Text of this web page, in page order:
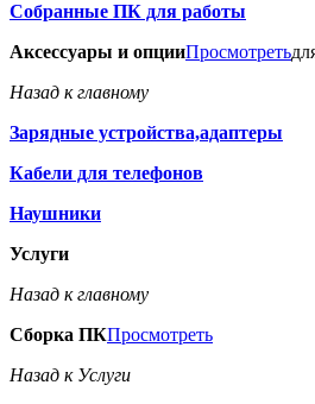
Собранные ПК для работы
Аксессуары и опцииПросмотреть
Назад к главному
Зарядные устройства,адаптеры
Кабели для телефонов
Наушники
Услуги
Назад к главному
Сборка ПКПросмотреть
Назад к Услуги